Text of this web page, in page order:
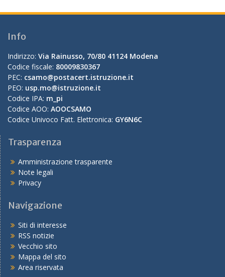
Info
Indirizzo: Via Rainusso, 70/80 41124 Modena
Codice fiscale: 80009830367
PEC: csamo@postacert.istruzione.it
PEO: usp.mo@istruzione.it
Codice IPA: m_pi
Codice AOO: AOOCSAMO
Codice Univoco Fatt. Elettronica: GY6N6C
Trasparenza
Amministrazione trasparente
Note legali
Privacy
Navigazione
Siti di interesse
RSS notizie
Vecchio sito
Mappa del sito
Area riservata